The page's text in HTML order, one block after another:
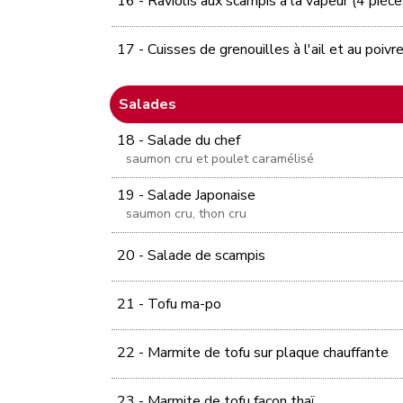
17 - Cuisses de grenouilles à l'ail et au poivre
Salades
18 - Salade du chef
saumon cru et poulet caramélisé
19 - Salade Japonaise
saumon cru, thon cru
20 - Salade de scampis
21 - Tofu ma-po
22 - Marmite de tofu sur plaque chauffante